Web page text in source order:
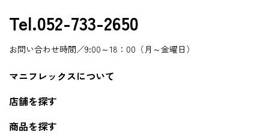
Tel.052-733-2650
お問い合わせ時間／9:00～18：00（月～金曜日）
マニフレックスについて
店舗を探す
商品を探す